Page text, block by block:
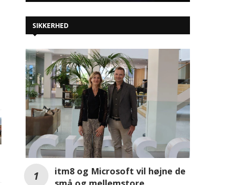
SIKKERHED
itm8 og Microsoft vil højne de